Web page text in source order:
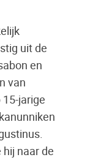
uit de
en
van
15-jarige
naar de